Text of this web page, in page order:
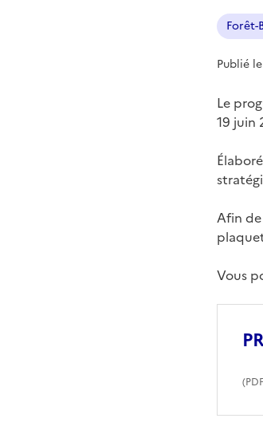
Forêt-
Publié
Le
19 juin
Afin
Vous
(PDF